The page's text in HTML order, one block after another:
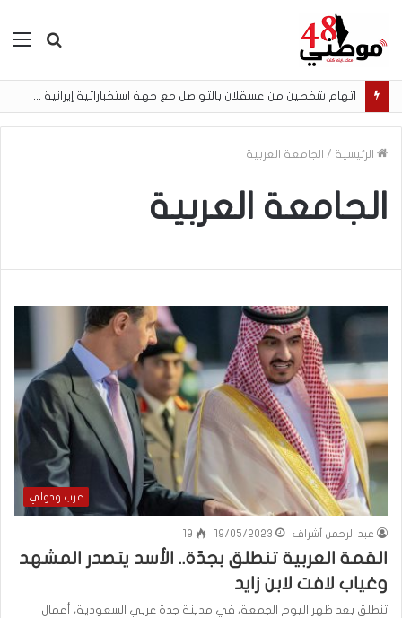
بحث
الرئيسية / الجامعة العربية
الجامعة العربية
عرب ودولي
عبد الرحمن أشراف 19/05/2023
19
القمة العربية تنطلق بجدّة.. الأسد يتصدر المشهد
وغياب لافت لابن زايد
تنطلق بعد ظهر اليوم الجمعة، في مدينة جدة غربي السعودية، أعمال